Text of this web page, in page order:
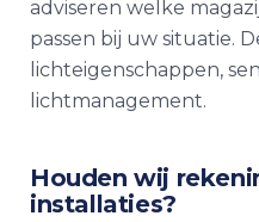
adviseren welke
passen bij uw situatie.
lichteigenschappen,
lichtmanagement.
Houden wij
installaties?